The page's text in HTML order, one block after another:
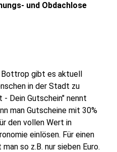
und Obdachlose
Bottrop gibt es aktuell
in der Stadt zu
Dein Gutschein" nennt
man Gutscheine mit 30%
den vollen Wert in
einlösen. Für einen
so z.B. nur sieben Euro.